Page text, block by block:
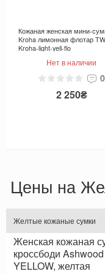
Кожаная женская мини-
Kroha лимонная флотар
Kroha-light-yell-flo
Нет в наличии
0
2 250₴
Цены на
Желтые кожаные сумки
Женская кожаная
кроссбоди
YELLOW, желтая